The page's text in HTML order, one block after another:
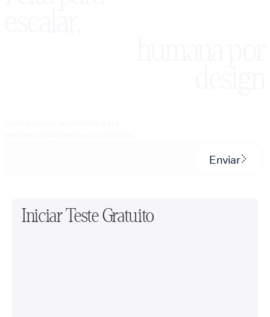
Enviar
Iniciar Teste Gratuito